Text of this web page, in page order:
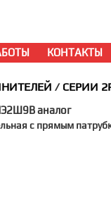
КОНТАКТЫ
/ СЕРИИ
аналог
с прямым